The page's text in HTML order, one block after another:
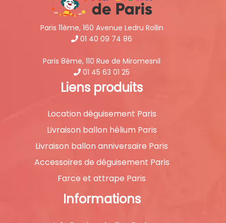
Paris 11ème, 160 Avenue Ledru Rollin
01 40 09 74 86
Paris 8ème, 110 Rue de Miromesnil
01 45 63 01 25
Liens produits
Location déguisement Paris
Livraison ballon hélium Paris
Livraison ballon anniversaire Paris
Accessoires de déguisement Paris
Farce et attrape Paris
Informations